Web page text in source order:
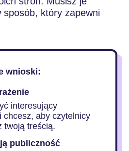
sposób, który zapewni
wnioski:
interesujący
chcesz, aby czytelnicy
twoją treścią.
publiczność